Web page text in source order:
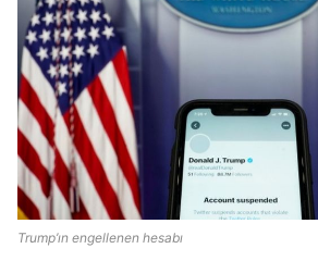
Trump’ın engellenen hesabı